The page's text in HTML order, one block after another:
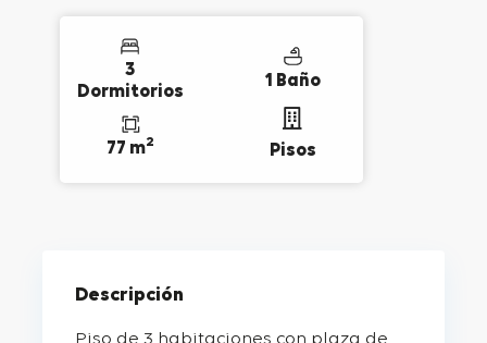
3
Dormitorios
1 Baño
77 m2 Pisos
Descripción